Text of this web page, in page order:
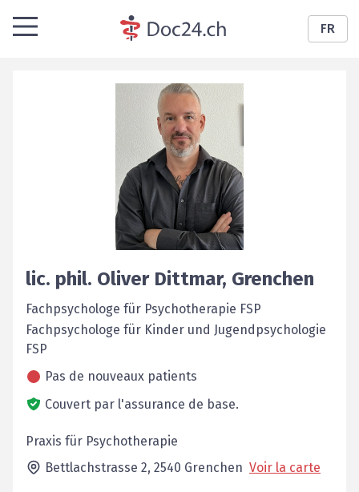
FR
lic. phil. Oliver Dittmar, Grenchen
Fachpsychologe für Psychotherapie FSP
Fachpsychologe für Kinder und Jugendpsychologie
FSP
Pas de nouveaux patients
Couvert par l'assurance de base.
Praxis für Psychotherapie
Bettlachstrasse 2, 2540 Grenchen Voir la carte